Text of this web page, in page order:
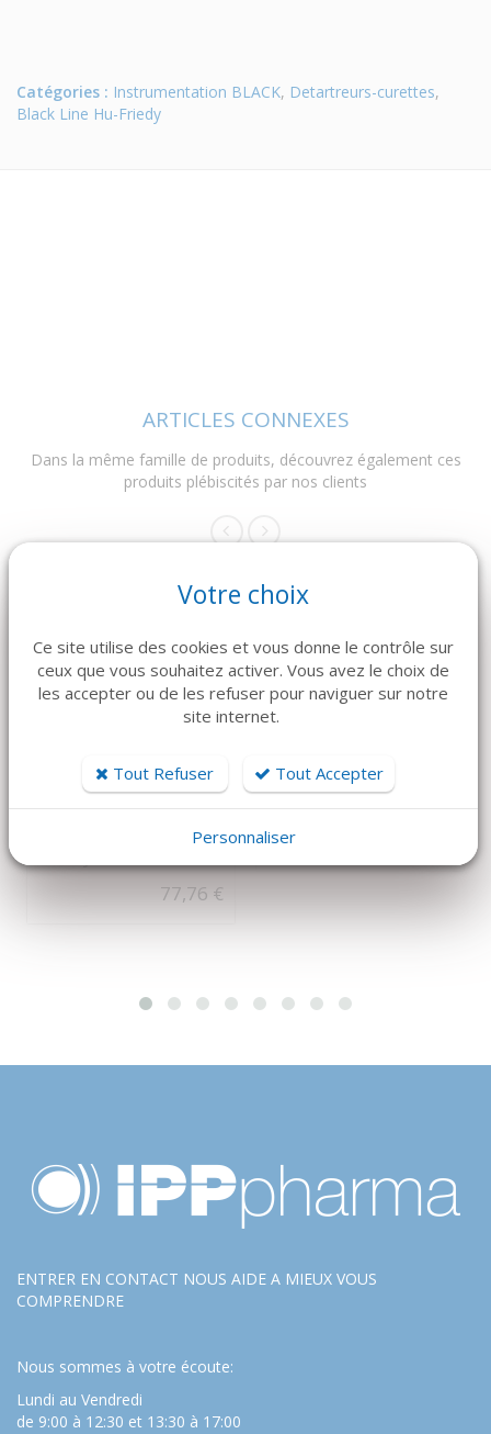
Catégories : Instrumentation BLACK, Detartreurs-curettes,
Black Line Hu-Friedy
ARTICLES CONNEXES
Dans la même famille de produits, découvrez également ces
produits plébiscités par nos clients
Curette Gracey Micro
#13/14 Manche 9 MF
77,76 €
Piezosurgery Insert
OP7
ENTRER EN CONTACT NOUS AIDE A MIEUX VOUS
COMPRENDRE
Nous sommes à votre écoute:
Lundi au Vendredi
de 9:00 à 12:30 et 13:30 à 17:00
Votre choix
Ce site utilise des cookies et vous donne le contrôle sur
ceux que vous souhaitez activer. Vous avez le choix de
les accepter ou de les refuser pour naviguer sur notre
site internet.
Tout Refuser Tout Accepter
Personnaliser